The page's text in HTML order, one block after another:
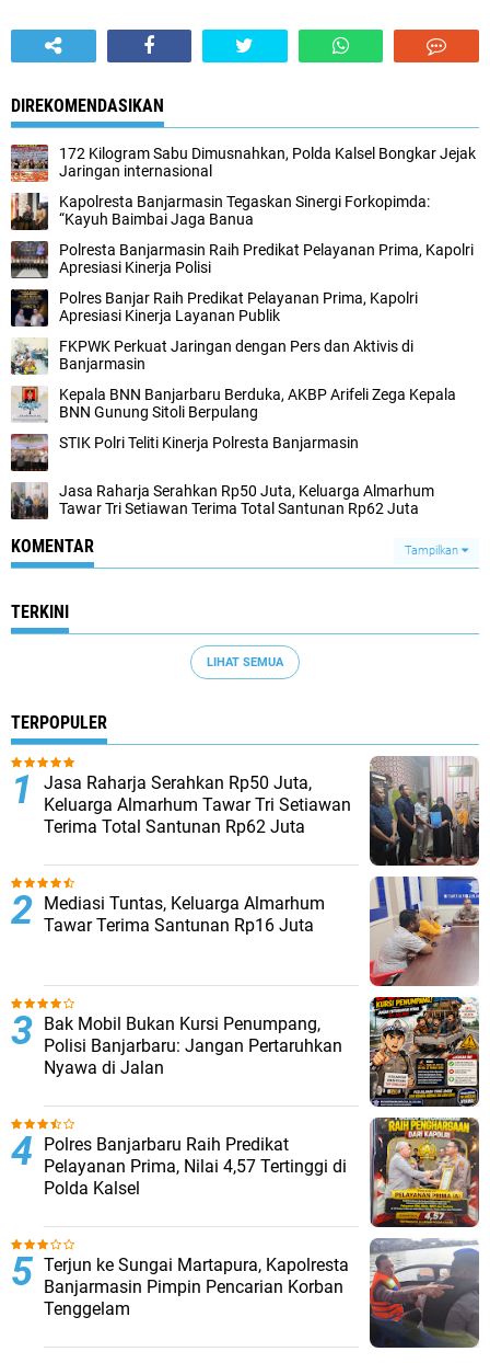
DIREKOMENDASIKAN
172 Kilogram Sabu Dimusnahkan, Polda Kalsel Bongkar Jejak
Jaringan internasional
Kapolresta Banjarmasin Tegaskan Sinergi Forkopimda:
“Kayuh Baimbai Jaga Banua
Polresta Banjarmasin Raih Predikat Pelayanan Prima, Kapolri
Apresiasi Kinerja Polisi
Polres Banjar Raih Predikat Pelayanan Prima, Kapolri
Apresiasi Kinerja Layanan Publik
FKPWK Perkuat Jaringan dengan Pers dan Aktivis di
Banjarmasin
Kepala BNN Banjarbaru Berduka, AKBP Arifeli Zega Kepala
BNN Gunung Sitoli Berpulang
STIK Polri Teliti Kinerja Polresta Banjarmasin
Jasa Raharja Serahkan Rp50 Juta, Keluarga Almarhum
Tawar Tri Setiawan Terima Total Santunan Rp62 Juta
KOMENTAR Tampilkan
TERKINI
LIHAT SEMUA
TERPOPULER
Jasa Raharja Serahkan Rp50 Juta,
Keluarga Almarhum Tawar Tri Setiawan
Terima Total Santunan Rp62 Juta
Mediasi Tuntas, Keluarga Almarhum
Tawar Terima Santunan Rp16 Juta
Bak Mobil Bukan Kursi Penumpang,
Polisi Banjarbaru: Jangan Pertaruhkan
Nyawa di Jalan
Polres Banjarbaru Raih Predikat
Pelayanan Prima, Nilai 4,57 Tertinggi di
Polda Kalsel
Terjun ke Sungai Martapura, Kapolresta
Banjarmasin Pimpin Pencarian Korban
Tenggelam